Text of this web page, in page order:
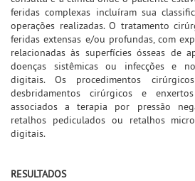
feridas complexas incluíram sua
operações realizadas. O tratamento
feridas extensas e/ou profundas, com
relacionadas às superfícies ósseas de
doenças sistêmicas ou infecções e
digitais. Os procedimentos
desbridamentos cirúrgicos e
associados a terapia por pressão
retalhos pediculados ou retalhos
digitais.
RESULTADOS